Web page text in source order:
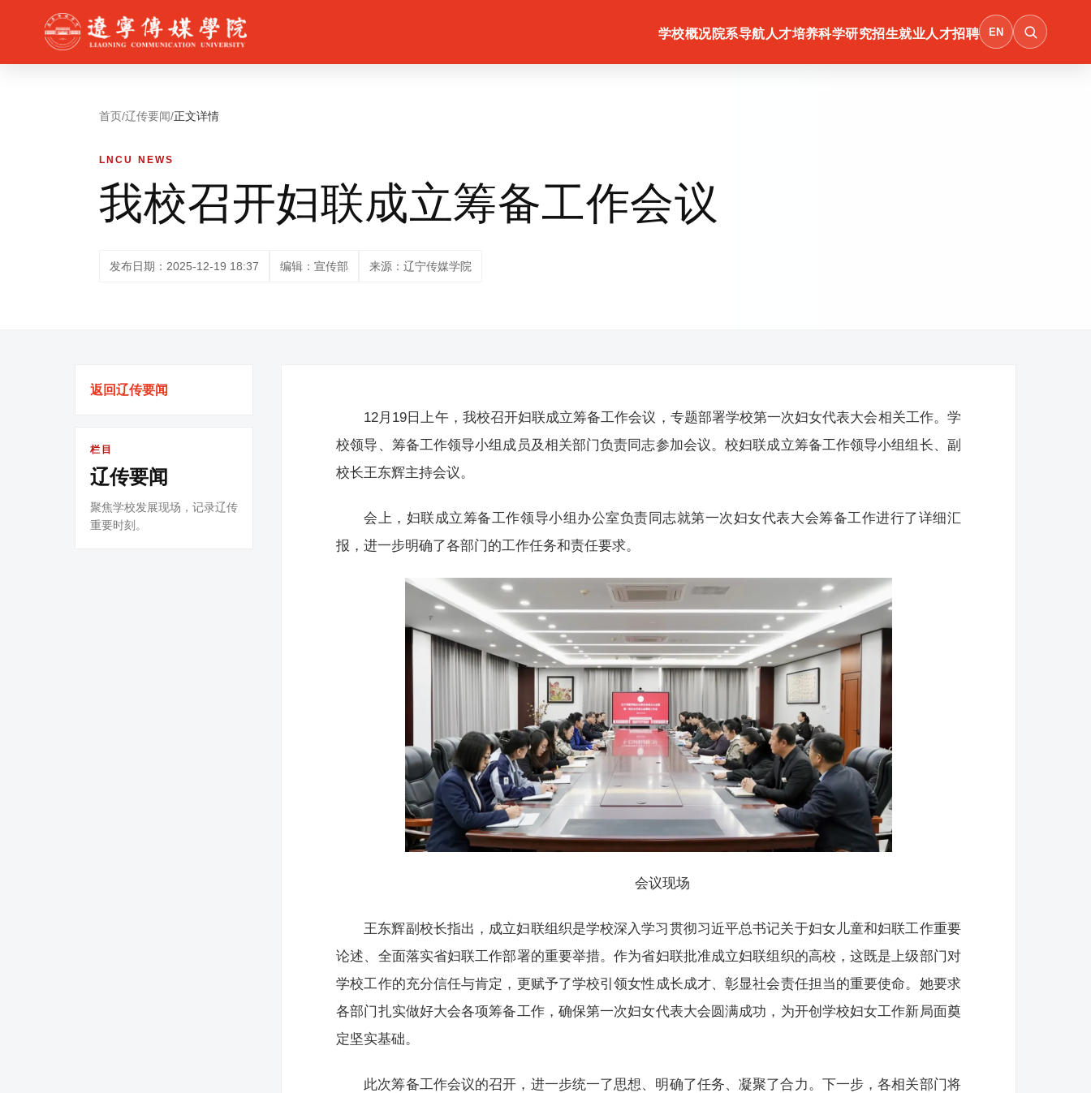
学校概况院系导航 人才培养科学研究招生就业人才招聘 EN
首页/辽传要闻/正文详情
LNCU NEWS
我校召开妇联成立筹备工作会议
发布日期：2025-12-19 18:37 编辑：宣传部 来源：辽宁传媒学院
返回辽传要闻
栏目
辽传要闻
聚焦学校发展现场，记录辽传
重要时刻。
12月19日上午，我校召开妇联成立筹备工作会议，专题部署学校第一次妇女代表大会相关工作。学
校领导、筹备工作领导小组成员及相关部门负责同志参加会议。校妇联成立筹备工作领导小组组长、副
校长王东辉主持会议。
会上，妇联成立筹备工作领导小组办公室负责同志就第一次妇女代表大会筹备工作进行了详细汇
报，进一步明确了各部门的工作任务和责任要求。
会议现场
王东辉副校长指出，成立妇联组织是学校深入学习贯彻习近平总书记关于妇女儿童和妇联工作重要
论述、全面落实省妇联工作部署的重要举措。作为省妇联批准成立妇联组织的高校，这既是上级部门对
学校工作的充分信任与肯定，更赋予了学校引领女性成长成才、彰显社会责任担当的重要使命。她要求
各部门扎实做好大会各项筹备工作，确保第一次妇女代表大会圆满成功，为开创学校妇女工作新局面奠
定坚实基础。
此次筹备工作会议的召开，进一步统一了思想、明确了任务、凝聚了合力。下一步，各相关部门将